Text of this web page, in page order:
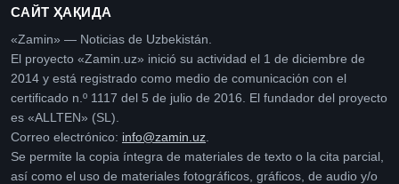
САЙТ ҲАҚИДА
«Zamin» — Noticias de Uzbekistán.
El proyecto «Zamin.uz» inició su actividad el 1 de diciembre de
2014 y está registrado como medio de comunicación con el
certificado n.º 1117 del 5 de julio de 2016. El fundador del proyecto
es «ALLTEN» (SL).
Correo electrónico: info@zamin.uz
Se permite la copia íntegra de materiales de texto o la cita parcial,
así como el uso de materiales fotográficos, gráficos, de audio y/o